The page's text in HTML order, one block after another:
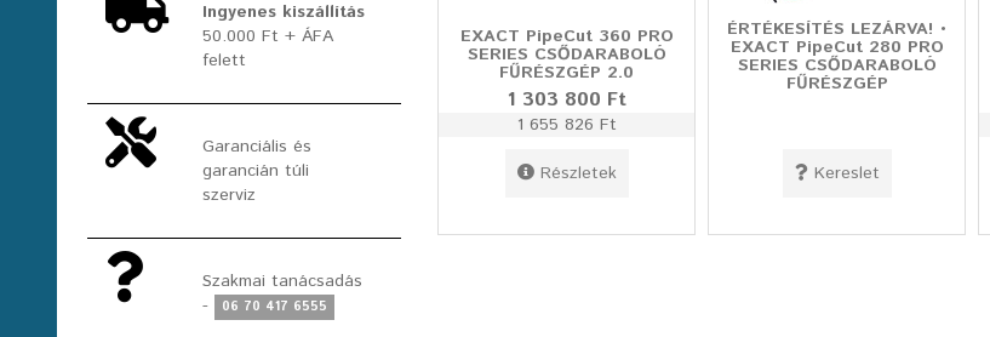
Ingyenes kiszállítás
50.000 Ft + ÁFA
felett
Garanciális és
garancián túli
szerviz
Szakmai tanácsadás
-
06 70 417 6555
EXACT PipeCut 360 PRO
SERIES CSŐDARABOLÓ
FŰRÉSZGÉP 2.0
1 303 800 Ft
1 655 826 Ft
Részletek
ÉRTÉKESÍTÉS LEZÁRVA! •
EXACT PipeCut 280 PRO
SERIES CSŐDARABOLÓ
FŰRÉSZGÉP
Kereslet